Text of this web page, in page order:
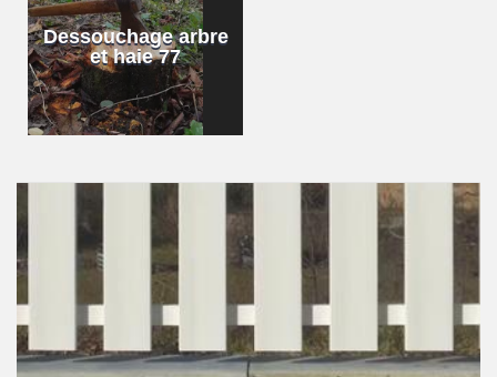
Dessouchage arbre
et haie 77